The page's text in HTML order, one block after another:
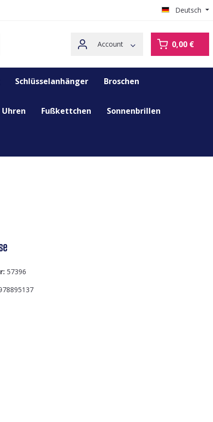
Deutsch
Account 0,00 €
Schlüsselanhänger Broschen
Uhren Fußkettchen Sonnenbrillen
57396